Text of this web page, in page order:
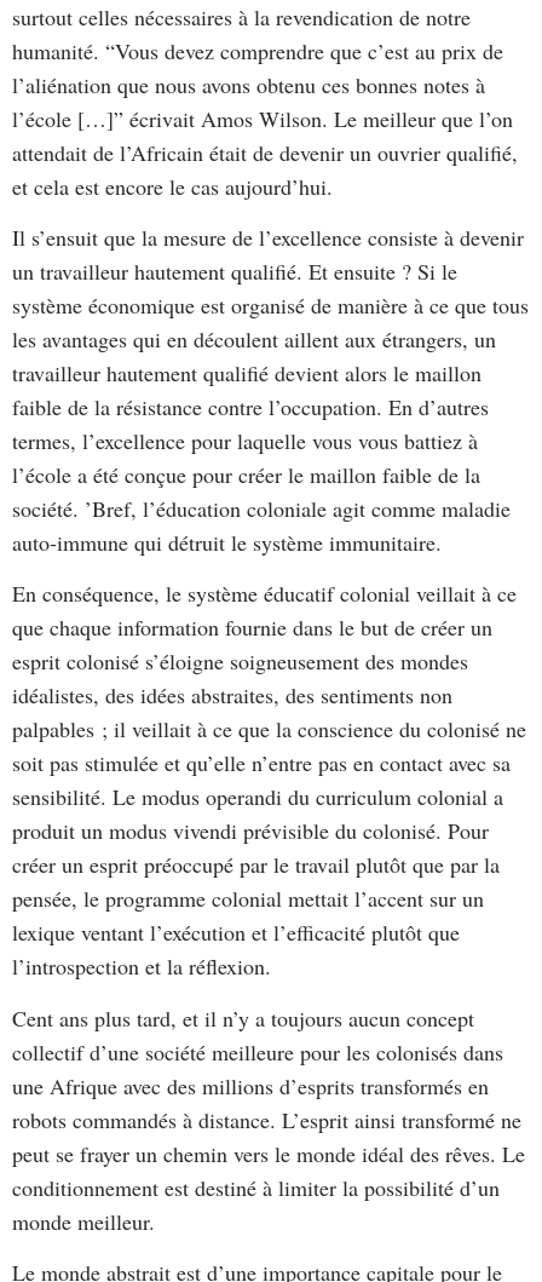
surtout celles nécessaires à la revendication de notre
humanité. “Vous devez comprendre que c’est au prix de
l’aliénation que nous avons obtenu ces bonnes notes à
l’école […]” écrivait Amos Wilson. Le meilleur que l’on
attendait de l’Africain était de devenir un ouvrier qualifié,
et cela est encore le cas aujourd’hui.
Il s’ensuit que la mesure de l’excellence consiste à devenir
un travailleur hautement qualifié. Et ensuite ? Si le
système économique est organisé de manière à ce que tous
les avantages qui en découlent aillent aux étrangers, un
travailleur hautement qualifié devient alors le maillon
faible de la résistance contre l’occupation. En d’autres
termes, l’excellence pour laquelle vous vous battiez à
l’école a été conçue pour créer le maillon faible de la
société. ’Bref, l’éducation coloniale agit comme maladie
auto-immune qui détruit le système immunitaire.
En conséquence, le système éducatif colonial veillait à ce
que chaque information fournie dans le but de créer un
esprit colonisé s’éloigne soigneusement des mondes
idéalistes, des idées abstraites, des sentiments non
palpables ; il veillait à ce que la conscience du colonisé ne
soit pas stimulée et qu’elle n’entre pas en contact avec sa
sensibilité. Le modus operandi du curriculum colonial a
produit un modus vivendi prévisible du colonisé. Pour
créer un esprit préoccupé par le travail plutôt que par la
pensée, le programme colonial mettait l’accent sur un
lexique ventant l’exécution et l’efficacité plutôt que
l’introspection et la réflexion.
Cent ans plus tard, et il n’y a toujours aucun concept
collectif d’une société meilleure pour les colonisés dans
une Afrique avec des millions d’esprits transformés en
robots commandés à distance. L’esprit ainsi transformé ne
peut se frayer un chemin vers le monde idéal des rêves. Le
conditionnement est destiné à limiter la possibilité d’un
monde meilleur.
Le monde abstrait est d’une importance capitale pour le